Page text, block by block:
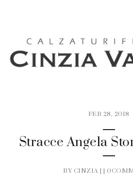
FEB 28, 2018
Stracce Angela
BY CINZIA | |